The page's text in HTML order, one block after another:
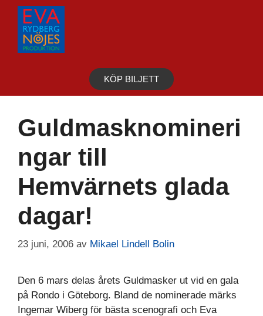
Hoppa
innehåll
KÖP BILJETT
Guldmasknomineri
ngar till
Hemvärnets glada
dagar!
23 juni, 2006 av Mikael Lindell Bolin
Den 6 mars delas årets Guldmasker ut vid en gala
på Rondo i Göteborg. Bland de nominerade märks
Ingemar Wiberg för bästa scenografi och Eva